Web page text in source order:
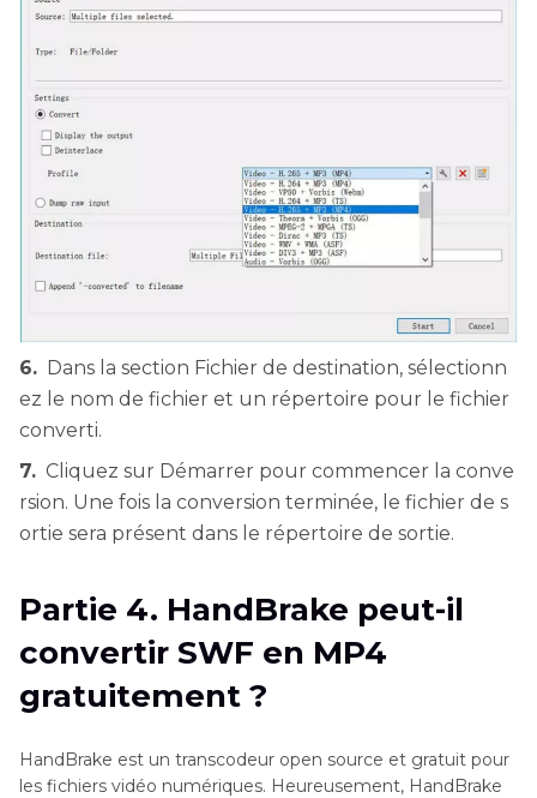
6. Dans la section Fichier de destination, sélectionn
ez le nom de fichier et un répertoire pour le fichier
converti.
7. Cliquez sur Démarrer pour commencer la conve
rsion. Une fois la conversion terminée, le fichier de s
ortie sera présent dans le répertoire de sortie.
Partie 4. HandBrake peut-il
convertir SWF en MP4
gratuitement ?
HandBrake est un transcodeur open source et gratuit pour
les fichiers vidéo numériques. Heureusement, HandBrake